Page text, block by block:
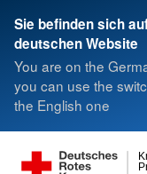
Sie befinden sich
deutschen Website
You are on the
you can use the
the English one